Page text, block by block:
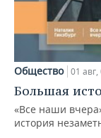
Общество 01
Большая
«Все наши
история